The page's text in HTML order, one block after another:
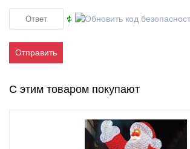
Отправить
С этим товаром покупают